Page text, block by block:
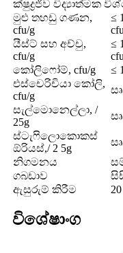
ක්ෂුද්‍රජීව විද්‍යාත්මක
මුළු තහඩු ගණන,
cfu/g
≤
යීස්ට් සහ අච්චු,
cfu/g
≤
කෝලිෆෝම්, cfu/g
≤
එස්චෙරිචියා කෝලි,
cfu/g
සැල්මොනෙල්ලා, /
25g
ස්ටැෆිලොකොකස්
ඕරියස්,/ 2 5g
නිගමනය
ගබඩාව
ඇසුරුම් කිරීම
විශේෂාංග